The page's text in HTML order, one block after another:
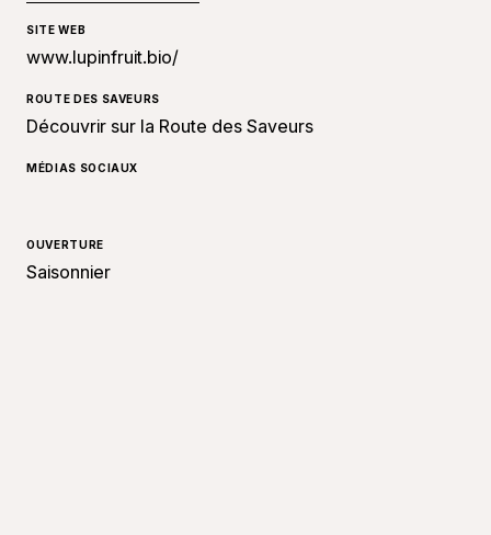
SITE WEB
www.lupinfruit.bio/
ROUTE DES SAVEURS
Découvrir sur la Route des Saveurs
MÉDIAS SOCIAUX
OUVERTURE
Saisonnier